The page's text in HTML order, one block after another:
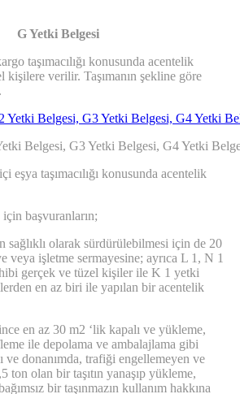
G Yetki Belgesi
taşımacılığı konusunda acentelik
kişilere verilir. Taşımanın şekline göre
Belgesi, G3 Yetki Belgesi, G4 Yetki
eşya taşımacılığı konusunda acentelik
başvuranların;
sağlıklı olarak sürdürülebilmesi için de 20
veya işletme sermayesine; ayrıca L 1, N 1
gerçek ve tüzel kişiler ile K 1 yetki
en az biri ile yapılan bir acentelik
en az 30 m2 ‘lik kapalı ve yükleme,
ile depolama ve ambalajlama gibi
ve donanımda, trafiği engellemeyen ve
ton olan bir taşıtın yanaşıp yükleme,
bir taşınmazın kullanım hakkına